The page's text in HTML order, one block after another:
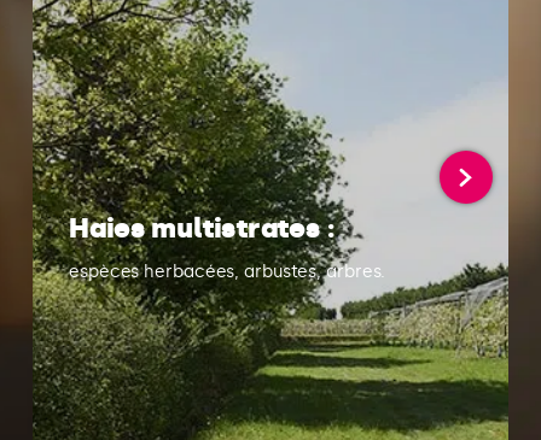
Haies multistrates :
espèces herbacées, arbustes, arbres.